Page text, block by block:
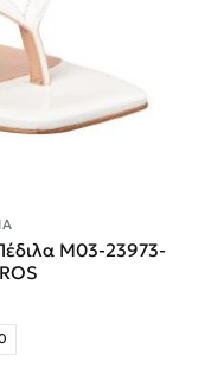
M03-23973-
price was: €89.90.
τρέχουσα τιμή